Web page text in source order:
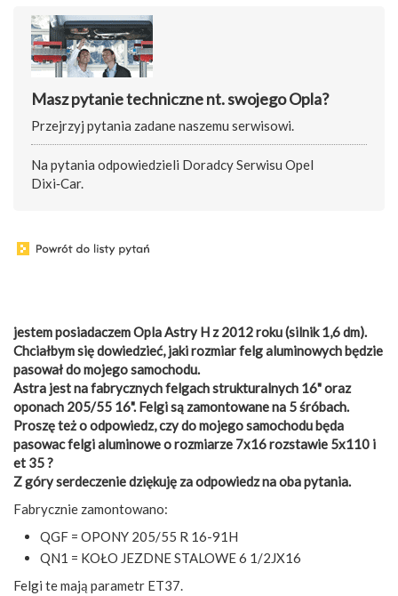
Masz pytanie techniczne nt. swojego Opla?
Przejrzyj pytania zadane naszemu serwisowi.
Na pytania odpowiedzieli Doradcy Serwisu Opel
Dixi‑Car.
jestem posiadaczem Opla Astry H z 2012 roku (silnik 1,6 dm).
Chciałbym się dowiedzieć, jaki rozmiar felg aluminowych będzie
pasował do mojego samochodu.
Astra jest na fabrycznych felgach strukturalnych 16" oraz
oponach 205/55 16". Felgi są zamontowane na 5 śróbach.
Proszę też o odpowiedz, czy do mojego samochodu będa
pasowac felgi aluminowe o rozmiarze 7x16 rozstawie 5x110 i
et 35 ?
Z góry serdeczenie dziękuję za odpowiedz na oba pytania.
Fabrycznie zamontowano:
QGF = OPONY 205/55 R 16-91H
QN1 = KOŁO JEZDNE STALOWE 6 1/2JX16
Felgi te mają parametr ET37.